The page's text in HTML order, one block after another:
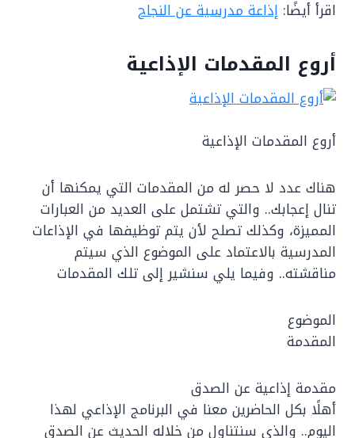
اقرأ أيضًا: إذاعة مدرسية عن النجاح
أروع المقدمات الإذاعية
أروع المقدمات الإذاعية
هناك عدد لا حصر له من المقدمات التي يمكنها أن
تنال إعجابك.. والتي تشتمل على العديد من العبارات
المميزة، وكذلك تصلح لأن يتم توظيفها في الإذاعات
المدرسية بالاعتماد على الموضوع الذي سيتم
مناقشته.. وفيما يلي سنشير إلى تلك المقدمات
الموضوع
المقدمة
مقدمة إذاعية عن الصدق
أهلًا بكل الحاضرين معنا في البرنامج الإذاعي لهذا
اليوم.. والذي سنتناول من خلاله الحديث عن الصدق